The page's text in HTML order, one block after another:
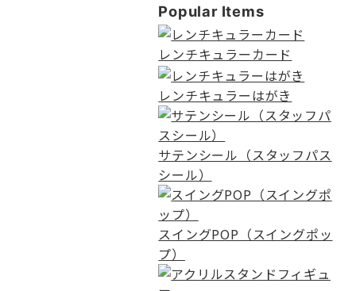
Popular Items
レンチキュラーカード
レンチキュラーはがき
サテンシール（スタッフパス
シール）
スイングPOP（スイングポッ
プ）